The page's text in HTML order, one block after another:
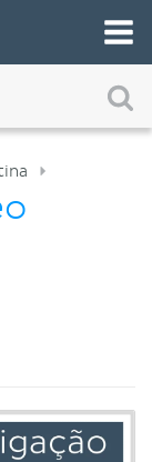
favorita